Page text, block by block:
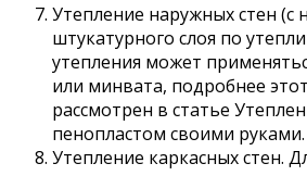
Утепление наружных стен (с
штукатурного слоя по
утепления может
или минвата, подробнее
рассмотрен в статье
пенопластом своими руками.
Утепление каркасных стен.